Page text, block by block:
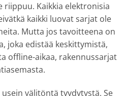
riippuu. Kaikkia elektronisia
kaikki luovat sarjat ole
Mutta jos tavoitteena on
joka edistää keskittymistä,
offline-aikaa, rakennussarjat
välitöntä tyydytystä. Se